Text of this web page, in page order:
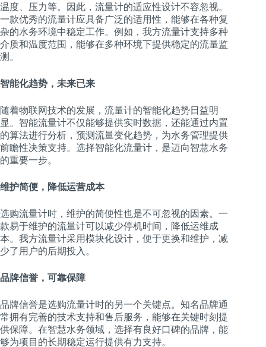
温度、压力等。因此，流量计的适应性设计不容忽视。
一款优秀的流量计应具备广泛的适用性，能够在各种复
杂的水务环境中稳定工作。例如，我方流量计支持多种
介质和温度范围，能够在多种环境下提供稳定的流量监
测。
智能化趋势，未来已来
随着物联网技术的发展，流量计的智能化趋势日益明
显。智能流量计不仅能够提供实时数据，还能通过内置
的算法进行分析，预测流量变化趋势，为水务管理提供
前瞻性决策支持。选择智能化流量计，是迈向智慧水务
的重要一步。
维护简便，降低运营成本
选购流量计时，维护的简便性也是不可忽视的因素。一
款易于维护的流量计可以减少停机时间，降低运维成
本。我方流量计采用模块化设计，便于更换和维护，减
少了用户的后期投入。
品牌信誉，可靠保障
品牌信誉是选购流量计时的另一个关键点。知名品牌通
常拥有完善的技术支持和售后服务，能够在关键时刻提
供保障。在智慧水务领域，选择有良好口碑的品牌，能
够为项目的长期稳定运行提供有力支持。